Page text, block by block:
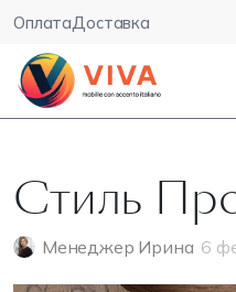
ОплатаДоставка
Стиль
Менеджер Ирина 6